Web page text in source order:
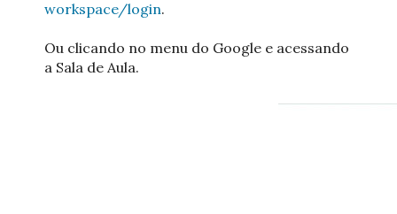
workspace/login.
Ou clicando no menu do Google e acessando
a Sala de Aula.